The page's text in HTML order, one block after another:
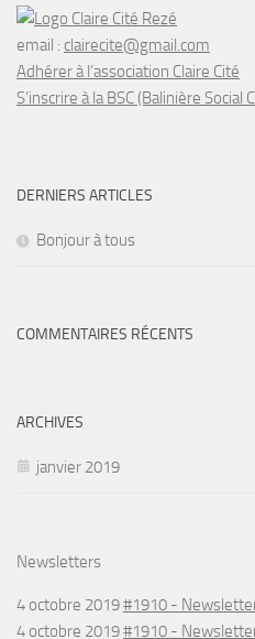
email : clairecite@gmail.com
Adhérer à l’association Claire Cité
S’inscrire à la BSC (Balinière Social
DERNIERS ARTICLES
Bonjour à tous
COMMENTAIRES RÉCENTS
ARCHIVES
janvier 2019
Newsletters
4 octobre 2019#1910 -
4 octobre 2019#1910 -